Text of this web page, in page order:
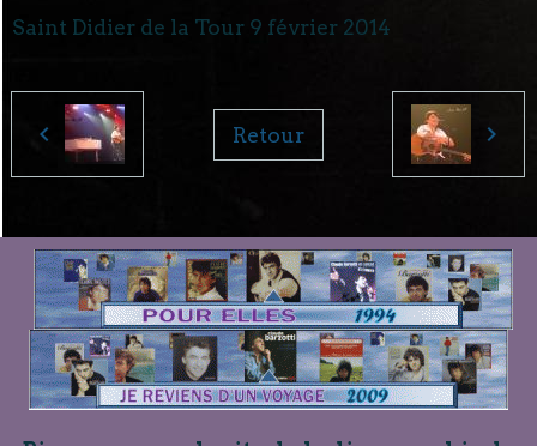
Saint Didier de la Tour 9 février 2014
Retour